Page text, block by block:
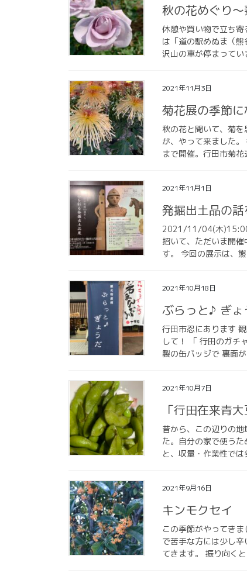
秋の花めぐり
休憩や買い物で立ち
は「道の駅めぬま（
沢山の車が停まって
2021年11月3日
菊花展の季節
秋の花と聞いて、菊
が、やって来ました
まで開催。行田市菊
2021年11月1日
発掘出土品の話
2021/11/04(木)15:00
招いて、ただいま開
す。 今回の展示は、
2021年10月18日
ぶらっと♪ ぎょ
行田市忍にあります
して！ 「 行田のガチ
製の缶バッジで 裏面
2021年10月7日
「行田在来青
昔から、この辺りの
た。自分の家で使う
と、収量・作業性で
2021年9月16日
キンモクセイ
この季節がやってき
で苦手な方には少し
てきます。 振り向く